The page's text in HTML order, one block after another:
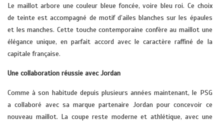
Le maillot arbore une couleur bleue foncée, voire bleu roi. Ce choix
de teinte est accompagné de motif d’ailes blanches sur les épaules
et les manches. Cette touche contemporaine confère au maillot une
élégance unique, en parfait accord avec le caractère raffiné de la
capitale française.
Une collaboration réussie avec Jordan
Comme à son habitude depuis plusieurs années maintenant, le PSG
a collaboré avec sa marque partenaire Jordan pour concevoir ce
nouveau maillot. La coupe reste moderne et athlétique, avec une